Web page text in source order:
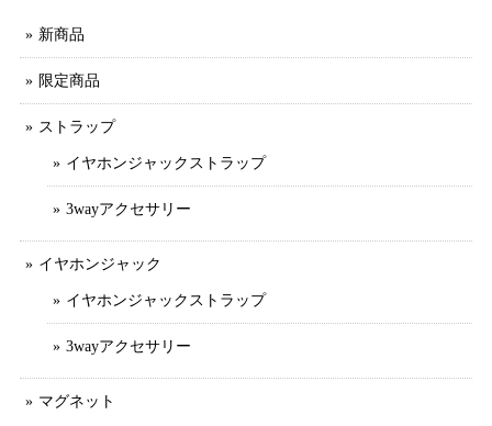
新商品
限定商品
ストラップ
イヤホンジャックストラップ
3wayアクセサリー
イヤホンジャック
イヤホンジャックストラップ
3wayアクセサリー
マグネット